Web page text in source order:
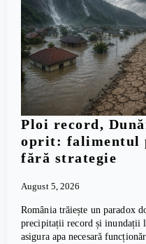
Ploi record,
oprit: falimentul
fără strategie
August 5, 2026
România trăiește un paradox
precipitații record și inundații
asigura apa necesară